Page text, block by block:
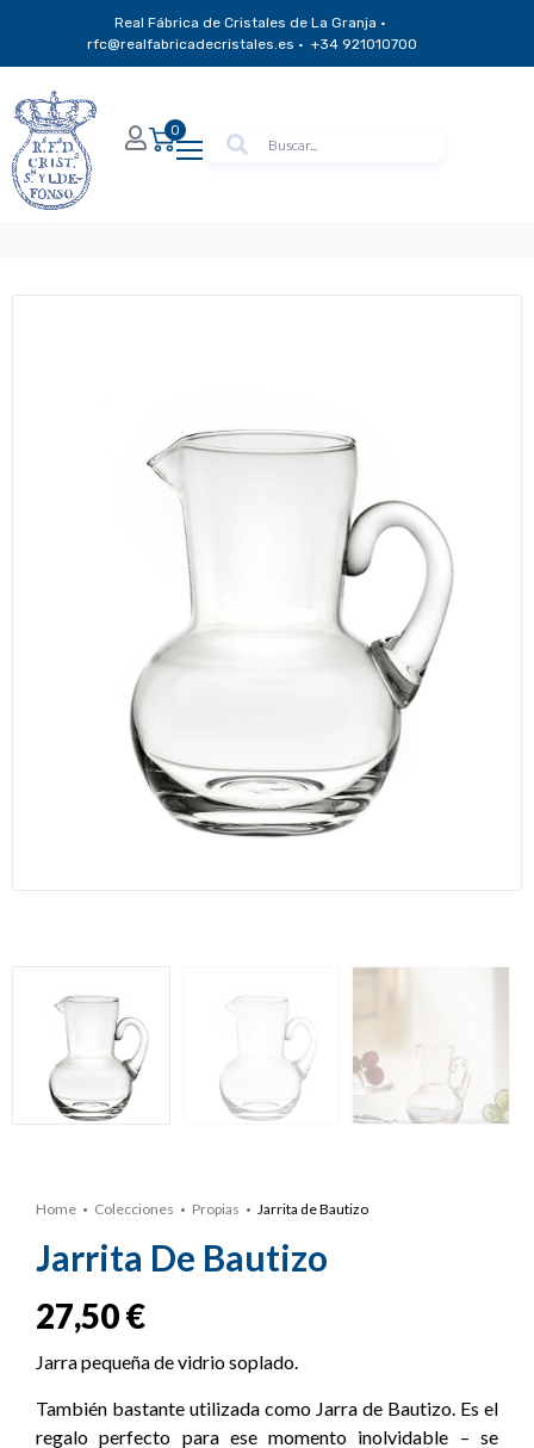
Real Fábrica de Cristales de La Granja ·
rfc@realfabricadecristales.es · +34 921010700
0
Home Colecciones Propias Jarrita de Bautizo
Jarrita De Bautizo
27,50€
Jarra pequeña de vidrio soplado.
También bastante utilizada como Jarra de Bautizo. Es el
regalo perfecto para ese momento inolvidable – se